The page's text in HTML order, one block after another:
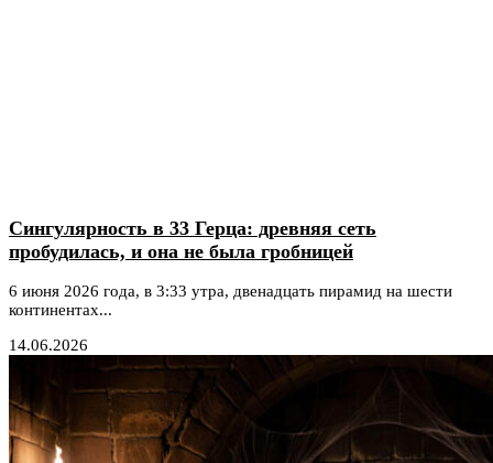
Сингулярность в 33 Герца: древняя сеть
пробудилась, и она не была гробницей
6 июня 2026 года, в 3:33 утра, двенадцать пирамид на шести
континентах...
14.06.2026